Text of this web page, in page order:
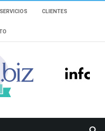
SERVICIOS CLIENTES